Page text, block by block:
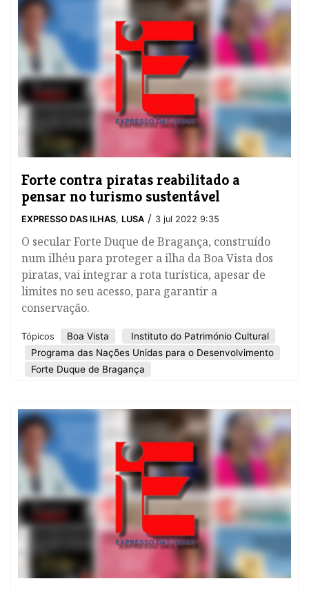
Forte contra piratas reabilitado a
pensar no turismo sustentável
EXPRESSO DAS ILHAS, LUSA / 3 jul 2022 9:35
O secular Forte Duque de Bragança, construído
num ilhéu para proteger a ilha da Boa Vista dos
piratas, vai integrar a rota turística, apesar de
limites no seu acesso, para garantir a
conservação.
Tópicos Boa Vista
Instituto do Património Cultural
Programa das Nações Unidas para o Desenvolvimento
Forte Duque de Bragança